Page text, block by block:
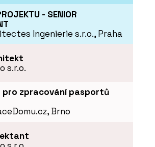
- SENIOR
Ingenierie s.r.o., Praha
s.r.o.
zpracování pasportů
Brno